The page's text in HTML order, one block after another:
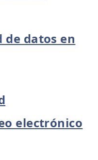
de datos en
electrónico